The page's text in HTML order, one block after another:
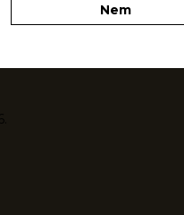
Nem